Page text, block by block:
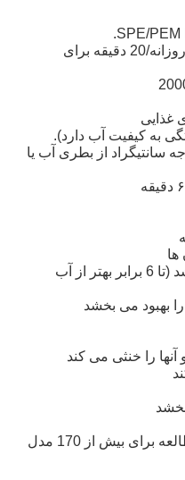
: 5 دقیقه برای استفاده روزانه/20 دقیقه برای
یا زیر 50 درجه سانتیگراد از بطری آب یا
سطح هیدراتاسیون را بهبود می بخشد (تا 6 برابر بهتر از آب
بهبود می بخشد
را خنثی می کند
هیدروژن مولکولی توسط صدها مطالعه برای بیش از 170 مدل